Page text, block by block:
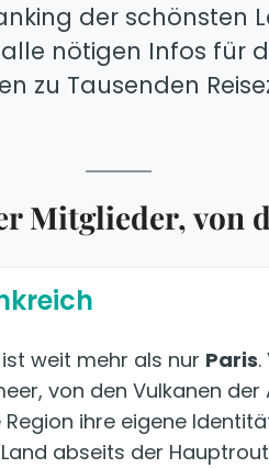
der schönsten
nötigen Infos für
zu Tausenden
Mitglieder, von
weit mehr als nur Paris
von den Vulkanen
ihre eigene
abseits der